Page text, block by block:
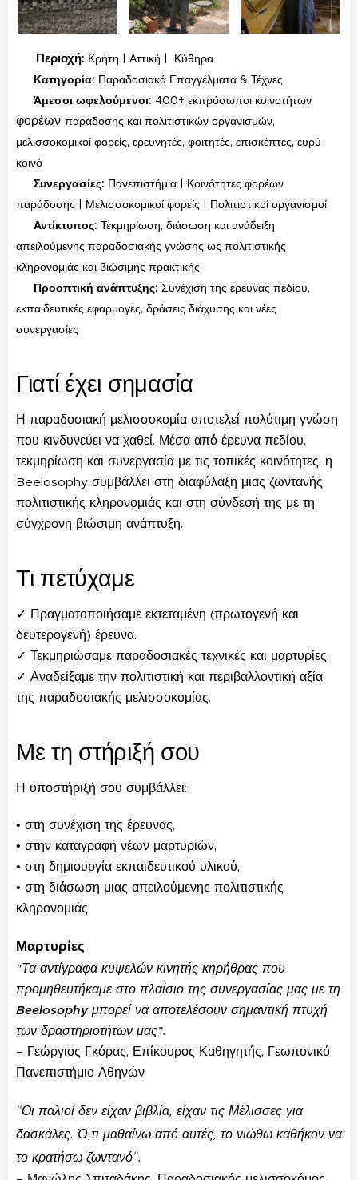
Περιοχή: Κρήτη | Αττική | Κύθηρα
Κατηγορία: Παραδοσιακά Επαγγέλματα & Τέχνες
Άμεσοι ωφελούμενοι: 400+ εκπρόσωποι κοινοτήτων
φορέων παράδοσης και πολιτιστικών οργανισμών,
μελισσοκομικοί φορείς, ερευνητές, φοιτητές, επισκέπτες, ευρύ
κοινό
Συνεργασίες: Πανεπιστήμια | Κοινότητες φορέων
παράδοσης | Μελισσοκομικοί φορείς | Πολιτιστικοί οργανισμοί
Αντίκτυπος: Τεκμηρίωση, διάσωση και ανάδειξη
απειλούμενης παραδοσιακής γνώσης ως πολιτιστικής
κληρονομιάς και βιώσιμης πρακτικής
Προοπτική ανάπτυξης: Συνέχιση της έρευνας πεδίου,
εκπαιδευτικές εφαρμογές, δράσεις διάχυσης και νέες
συνεργασίες
Γιατί έχει σημασία
Η παραδοσιακή μελισσοκομία αποτελεί πολύτιμη γνώση
που κινδυνεύει να χαθεί. Μέσα από έρευνα πεδίου,
τεκμηρίωση και συνεργασία με τις τοπικές κοινότητες, η
Beelosophy συμβάλλει στη διαφύλαξη μιας ζωντανής
πολιτιστικής κληρονομιάς και στη σύνδεσή της με τη
σύγχρονη βιώσιμη ανάπτυξη.
Τι πετύχαμε
✓ Πραγματοποιήσαμε εκτεταμένη (πρωτογενή και
δευτερογενή) έρευνα.
✓ Τεκμηριώσαμε παραδοσιακές τεχνικές και μαρτυρίες.
✓ Αναδείξαμε την πολιτιστική και περιβαλλοντική αξία
της παραδοσιακής μελισσοκομίας.
Με τη στήριξή σου
Η υποστήριξή σου συμβάλλει:
• στη συνέχιση της έρευνας,
• στην καταγραφή νέων μαρτυριών,
• στη δημιουργία εκπαιδευτικού υλικού,
• στη διάσωση μιας απειλούμενης πολιτιστικής
κληρονομιάς.
Μαρτυρίες
"Τα αντίγραφα κυψελών κινητής κηρήθρας που
προμηθευτήκαμε στο πλαίσιο της συνεργασίας μας με τη
Beelosophyμπορεί να αποτελέσουν σημαντική πτυχή
των δραστηριοτήτων μας".
– Γεώργιος Γκόρας, Επίκουρος Καθηγητής, Γεωπονικό
Πανεπιστήμιο Αθηνών
"Οι παλιοί δεν είχαν βιβλία, είχαν τις Μέλισσες για
δασκάλες. Ό,τι μαθαίνω από αυτές, το νιώθω καθήκον να
το κρατήσω ζωντανό".